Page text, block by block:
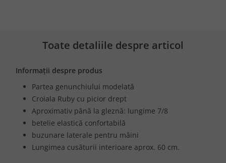
Toate detaliile despre articol
Informații despre produs
Partea genunchiului modelată
Croiala Ruby cu picior drept
Aproximativ până la gleznă: lungime 7/8
betelie elastică confortabilă
buzunare laterale pentru mâini
Lungimea cusăturii interioare aprox. 60 cm.